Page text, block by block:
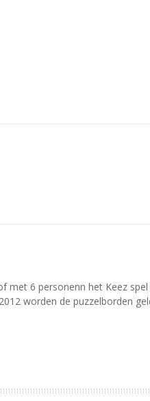
6 personenn het Keez spel
worden de puzzelborden